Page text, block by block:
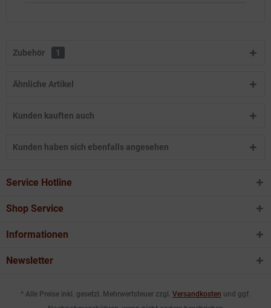
Zubehör 1
Ähnliche Artikel
Kunden kauften auch
Kunden haben sich ebenfalls angesehen
Service Hotline
Shop Service
Informationen
Newsletter
* Alle Preise inkl. gesetzl. Mehrwertsteuer zzgl. Versandkosten und ggf.